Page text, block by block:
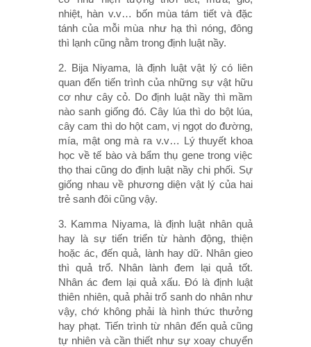
nhiệt, hàn v.v… bốn mùa tám tiết và đặc
tánh của mỗi mùa như hạ thì nóng, đông
thì lạnh cũng nằm trong định luật nầy.
2. Bija Niyama, là định luật vật lý có liên
quan đến tiến trình của những sự vật hữu
cơ như cây cỏ. Do định luật nầy thì mầm
nào sanh giống đó. Cây lúa thì do bột lúa,
cây cam thì do hột cam, vị ngọt do đường,
mía, mật ong mà ra v.v… Lý thuyết khoa
học về tế bào và bẩm thụ gene trong việc
thọ thai cũng do định luật nầy chi phối. Sự
giống nhau về phương diện vật lý của hai
trẻ sanh đôi cũng vậy.
3. Kamma Niyama, là định luật nhân quả
hay là sự tiến triển từ hành động, thiện
hoặc ác, đến quả, lành hay dữ. Nhân gieo
thì quả trổ. Nhân lành đem lại quả tốt.
Nhân ác đem lại quả xấu. Đó là định luật
thiên nhiên, quả phải trổ sanh do nhân như
vậy, chớ không phải là hình thức thưởng
hay phạt. Tiến trình từ nhân đến quả cũng
tự nhiên và cần thiết như sự xoay chuyển